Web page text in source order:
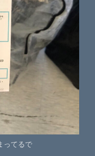
ってるで